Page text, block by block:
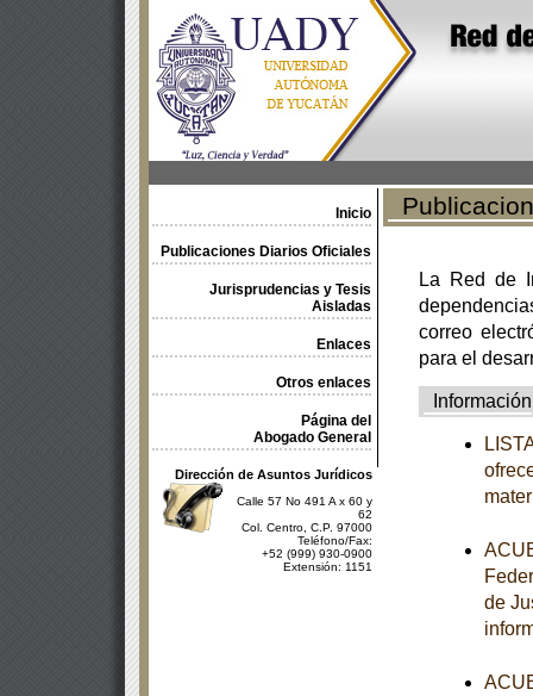
Inicio
Publicaciones Diarios Oficiales
Jurisprudencias y Tesis
Aisladas
Enlaces
Otros enlaces
Página del
Abogado General
Dirección de Asuntos Jurídicos
Calle 57 No 491 A x 60 y
62
Col. Centro, C.P. 97000
Teléfono/Fax:
+52 (999) 930-0900
Extensión: 1151
La Red de
correo
para el
Información
de